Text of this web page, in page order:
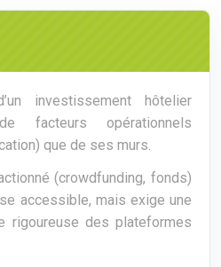
investissement hôtelier
facteurs opérationnels
que de ses murs.
(crowdfunding, fonds)
accessible, mais exige une
rigoureuse des plateformes